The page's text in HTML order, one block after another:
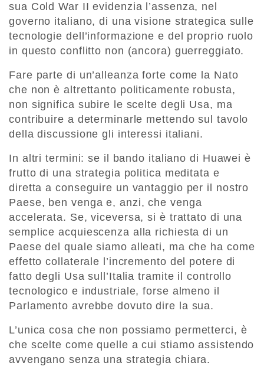
sua Cold War II evidenzia l’assenza, nel
governo italiano, di una visione strategica sulle
tecnologie dell’informazione e del proprio ruolo
in questo conflitto non (ancora) guerreggiato.
Fare parte di un’alleanza forte come la Nato
che non è altrettanto politicamente robusta,
non significa subire le scelte degli Usa, ma
contribuire a determinarle mettendo sul tavolo
della discussione gli interessi italiani.
In altri termini: se il bando italiano di Huawei è
frutto di una strategia politica meditata e
diretta a conseguire un vantaggio per il nostro
Paese, ben venga e, anzi, che venga
accelerata. Se, viceversa, si è trattato di una
semplice acquiescenza alla richiesta di un
Paese del quale siamo alleati, ma che ha come
effetto collaterale l’incremento del potere di
fatto degli Usa sull’Italia tramite il controllo
tecnologico e industriale, forse almeno il
Parlamento avrebbe dovuto dire la sua.
L’unica cosa che non possiamo permetterci, è
che scelte come quelle a cui stiamo assistendo
avvengano senza una strategia chiara.